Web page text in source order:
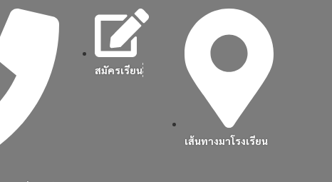
สมัครเรียน
เส้นทางมาโรงเรียน